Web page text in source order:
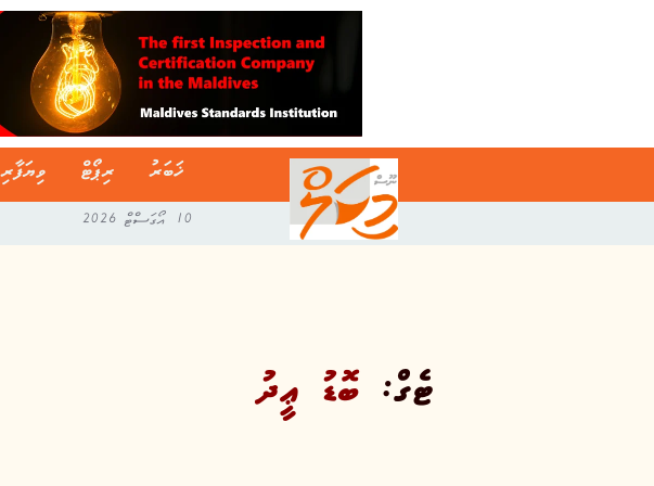
ޚަބަރު ރިޕޯޓް ވިޔަފާރި
10 އޯގަސްޓް 2026
ޓެގް: ބޮޑު ޢީދު